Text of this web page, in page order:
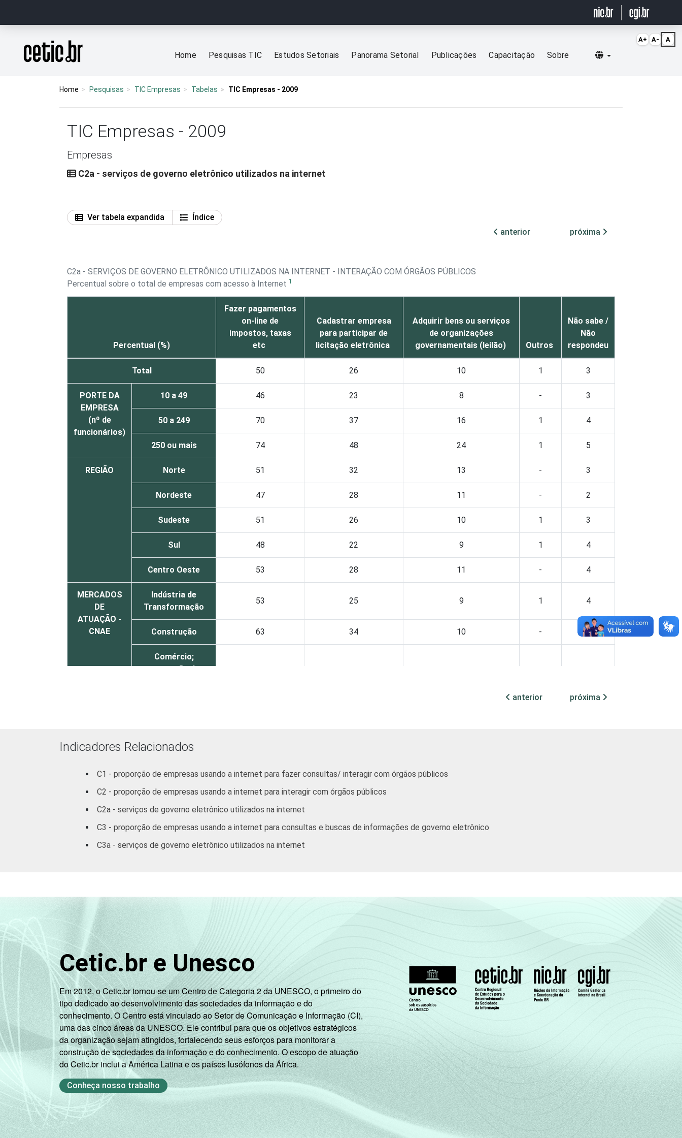
Página inicial
Home Pesquisas TIC Estudos Setoriais Panorama Setorial Publicações Capacitação Sobre Selecionar idioma
Home Pesquisas TIC Empresas Tabelas TIC Empresas - 2009
TIC Empresas - 2009
Empresas
C2a - serviços de governo eletrônico utilizados na internet
Ver tabela expandida
Índice
anterior
próxima
C2a - SERVIÇOS DE GOVERNO ELETRÔNICO UTILIZADOS NA INTERNET - INTERAÇÃO COM ÓRGÃOS PÚBLICOS
Percentual sobre o total de empresas com acesso à Internet 1
Percentual (%)
Fazer pagamentos
on-line de
impostos, taxas
etc
Cadastrar empresa
para participar de
licitação eletrônica
Adquirir bens ou serviços
de organizações
governamentais (leilão)
Outros
Não sabe /
Não
respondeu
Total 50 26 10 1 3
PORTE DA
EMPRESA
(nº de
funcionários)
10 a 49 46 23 8 - 3
50 a 249 70 37 16 1 4
250 ou mais 74 48 24 1 5
REGIÃO Norte 51 32 13 - 3
Nordeste 47 28 11 - 2
Sudeste 51 26 10 1 3
Sul 48 22 9 1 4
Centro Oeste 53 28 11 - 4
MERCADOS
DE
ATUAÇÃO -
CNAE
Indústria de
Transformação
53 25 9 1 4
Construção 63 34 10 - 3
Comércio;
reparação de
Alojamento e
Transporte,
armazenagem e
comunicações
57 26
Atividades
imobiliárias,
1 Base: 3.428 empresas com acesso à Internet, com 10 ou mais funcionários, que constituem os seguintes segmentos da CNAE 1.0: seção D, F, G, H,
I, K e a seção O sem os grupos 90 e 91. Respostas múltiplas e estimuladas referentes aos últimos 12 meses.
2A categoria "O - Outros serviços coletivos, sociais e pessoais" não reúne os grupos 90-Limpeza urbana e esgoto e Atividades relacionadas e 91
atividades associativas.
Veja a tabela deerros estatísticos aproximadospara cada variável este indicador.
Fonte: NIC.br - out/nov 2009
anterior próxima
Indicadores Relacionados
C1 - proporção de empresas usando a internet para fazer consultas/ interagir com órgãos públicos
C2 - proporção de empresas usando a internet para interagir com órgãos públicos
C2a - serviços de governo eletrônico utilizados na internet
C3 - proporção de empresas usando a internet para consultas e buscas de informações de governo eletrônico
C3a - serviços de governo eletrônico utilizados na internet
Cetic.br e Unesco
Em 2012, o Cetic.br tornou-se um Centro de Categoria 2 da UNESCO, o primeiro do
tipo dedicado ao desenvolvimento das sociedades da informação e do
conhecimento. O Centro está vinculado ao Setor de Comunicação e Informação (CI),
uma das cinco áreas da UNESCO. Ele contribui para que os objetivos estratégicos
da organização sejam atingidos, fortalecendo seus esforços para monitorar a
construção de sociedades da informação e do conhecimento. O escopo de atuação
do Cetic.br inclui a América Latina e os países lusófonos da África.
Conheça nosso trabalho
A+ A- A